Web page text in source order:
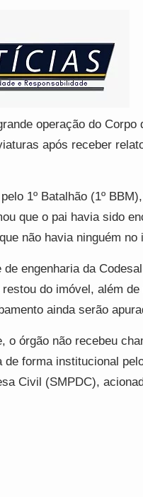
operação do
após receber
1º Batalhão (1º
que o pai havia sido
não havia ninguém
de engenharia da
do imóvel, além
ainda serão
o órgão não recebeu
de forma institucional
Civil (SMPDC),